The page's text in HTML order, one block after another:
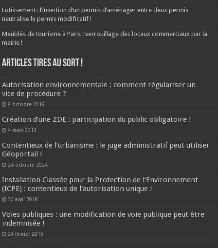
Lotissement : l’insertion d’un permis d’aménager entre deux permis
neutralise le permis modificatif !
Meublés de tourisme à Paris : verrouillage des locaux commerciaux par la
mairie !
ARTICLES TIRES AU SORT !
Autorisation environnementale : comment régulariser un
vice de procédure ?
8 octobre 2018
Création d’une ZDE : participation du public obligatoire !
4 mars 2013
Contentieux de l’urbanisme : le juge administratif peut utiliser
Géoportail !
24 octobre 2024
Installation Classée pour la Protection de l’Environnement
(ICPE) : contentieux de l’autorisation unique !
30 avril 2018
Voies publiques : une modification de voie publique peut être
indemnisée !
24 février 2015